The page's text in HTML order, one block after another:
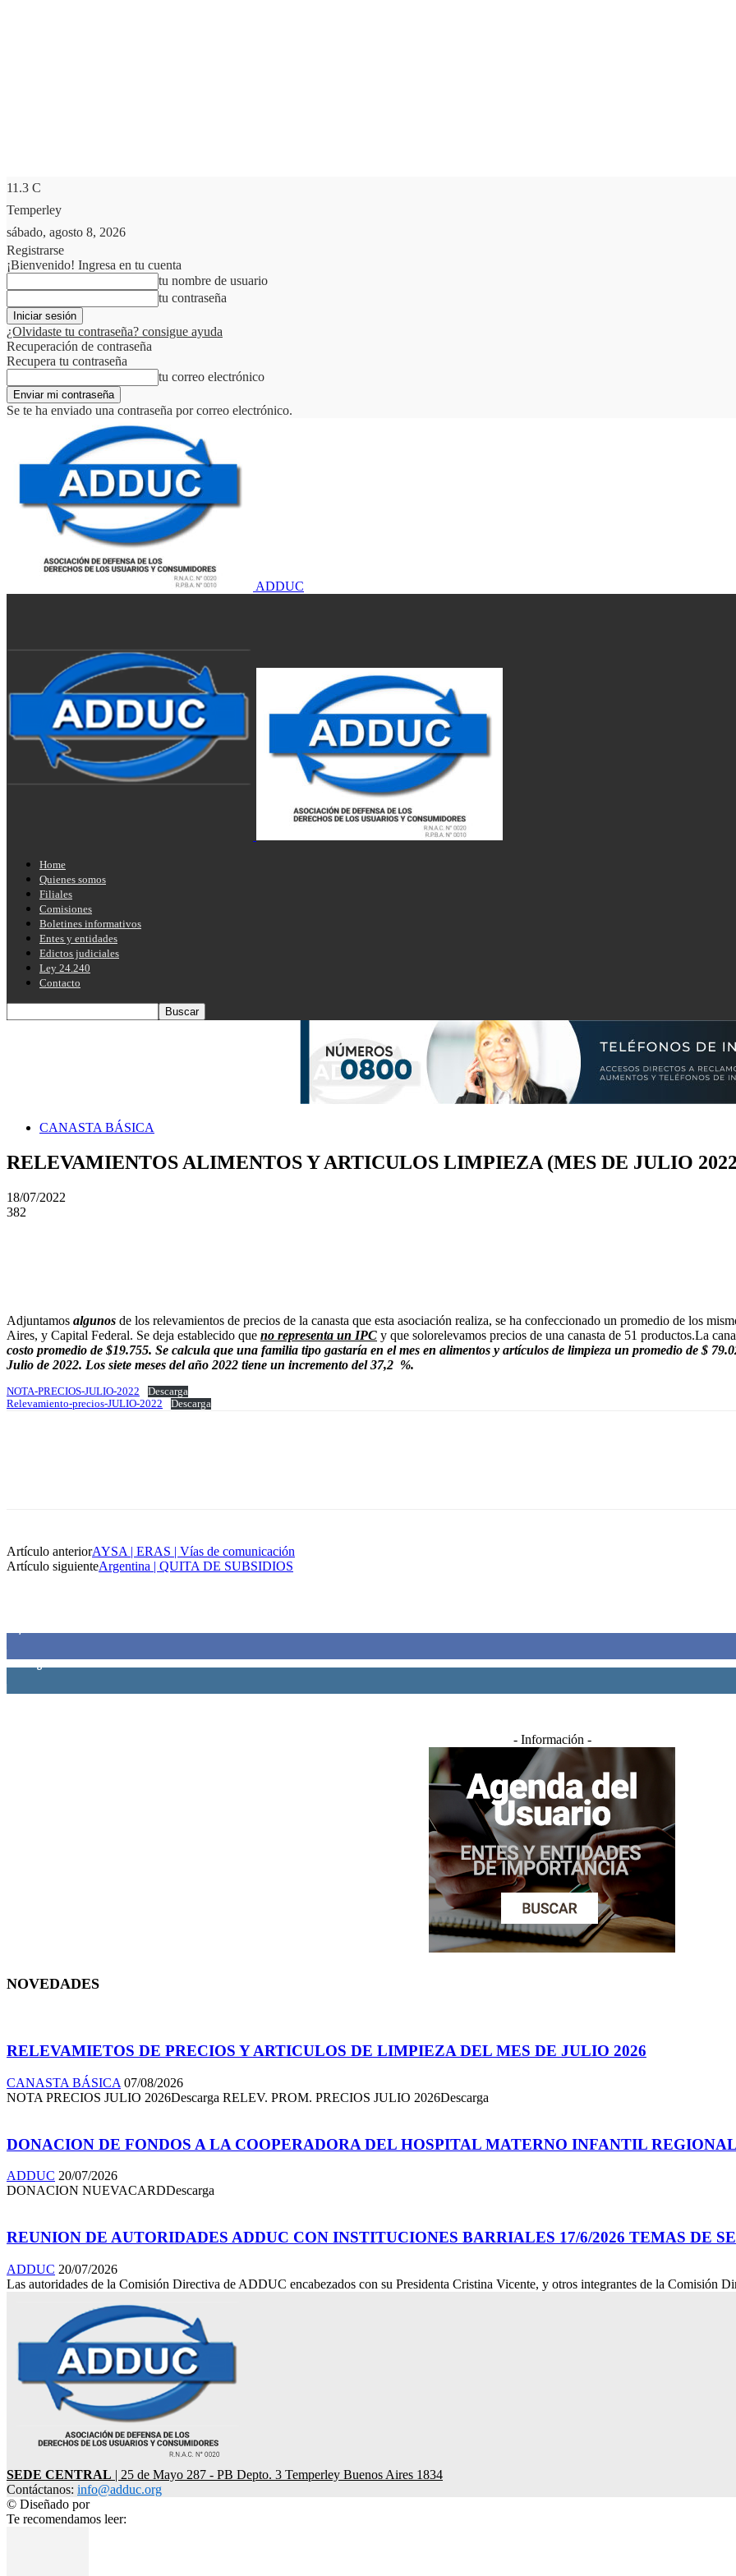
11.3 C
Temperley
sábado, agosto 8, 2026
Registrarse
¡Bienvenido! Ingresa en tu cuenta
tu nombre de usuario
tu contraseña
¿Olvidaste tu contraseña? consigue ayuda
Recuperación de contraseña
Recupera tu contraseña
tu correo electrónico
Se te ha enviado una contraseña por correo electrónico.
ADDUC
Home
Quienes somos
Filiales
Comisiones
Boletines informativos
Entes y entidades
Edictos judiciales
Ley 24.240
Contacto
CANASTA BÁSICA
RELEVAMIENTOS ALIMENTOS Y ARTICULOS LIMPIEZA (MES DE JULIO
18/07/2022
382
Adjuntamos algunos de los relevamientos de precios de la canasta que esta asociación realiza, se ha confeccionado un promedio de los
Aires, y Capital Federal. Se deja establecido que no representa un IPC y que solorelevamos precios de una canasta de 51 productos.La
costo promedio de $19.755. Se calcula que una familia tipo gastaría en el mes en alimentos y artículos de limpieza un promedio de $
Julio de 2022. Los siete meses del año 2022 tiene un incremento del 37,2 %.
NOTA-PRECIOS-JULIO-2022
Descarga
Relevamiento-precios-JULIO-2022
Descarga
Artículo anteriorAYSA | ERAS | Vías de comunicación
Artículo siguienteArgentina | QUITA DE SUBSIDIOS
0 Seguidores
- Información -
NOVEDADES
RELEVAMIETOS DE PRECIOS Y ARTICULOS DE LIMPIEZA DEL MES DE JULIO 2026
CANASTA BÁSICA 07/08/2026
NOTA PRECIOS JULIO 2026Descarga RELEV. PROM. PRECIOS JULIO 2026Descarga
DONACION DE FONDOS A LA COOPERADORA DEL HOSPITAL MATERNO INFANTIL
ADDUC 20/07/2026
DONACION NUEVACARDDescarga
REUNION DE AUTORIDADES ADDUC CON INSTITUCIONES BARRIALES 17/6/2026 TEMAS DE
ADDUC 20/07/2026
Las autoridades de la Comisión Directiva de ADDUC encabezados con su Presidenta Cristina Vicente, y otros integrantes de la Comisión
SEDE CENTRAL | 25 de Mayo 287 - PB Depto. 3 Temperley Buenos Aires 1834
Contáctanos: info@adduc.org
© Diseñado por
Te recomendamos leer: